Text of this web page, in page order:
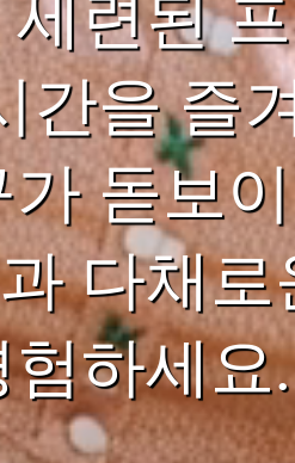
련된
간을 즐
돋보
다채
하세요.